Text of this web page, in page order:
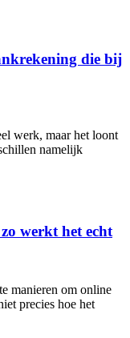
die bij
werk, maar het loont
namelijk
werkt het echt
manieren om online
precies hoe het